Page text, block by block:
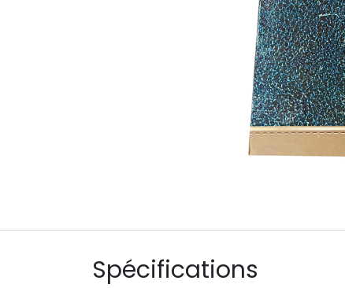
Spécifications